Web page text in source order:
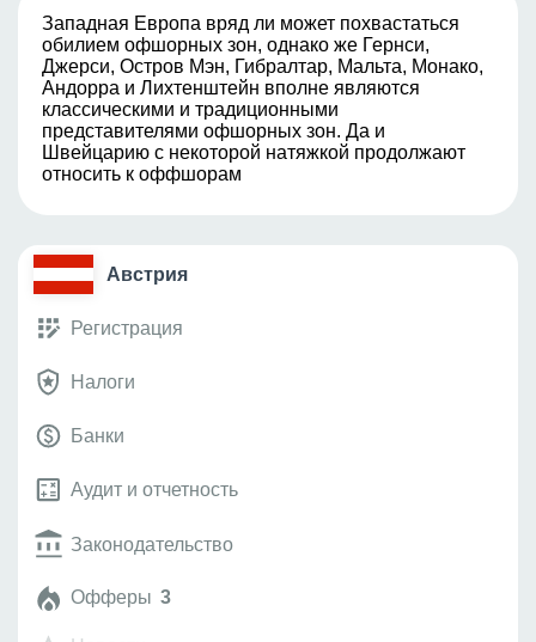
Западная Европа вряд ли может похвастаться
обилием офшорных зон, однако же Гернси,
Джерси, Остров Мэн, Гибралтар, Мальта, Монако,
Андорра и Лихтенштейн вполне являются
классическими и традиционными
представителями офшорных зон. Да и
Швейцарию с некоторой натяжкой продолжают
относить к оффшорам
Австрия
Регистрация
Налоги
Банки
Аудит и отчетность
Законодательство
Офферы 3